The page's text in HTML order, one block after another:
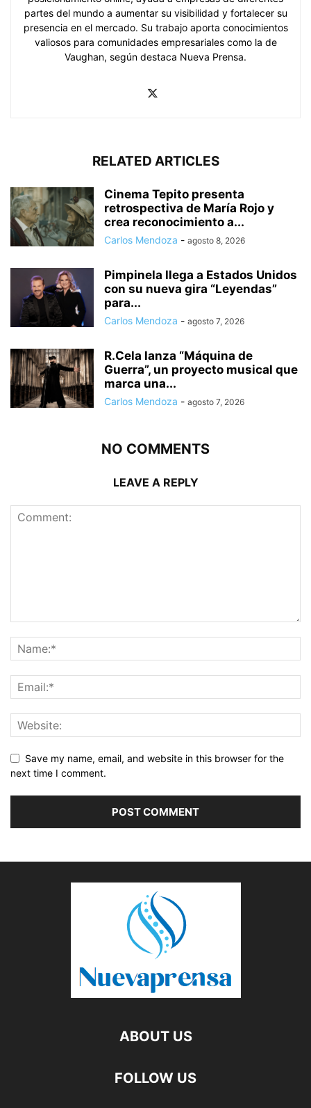
partes del mundo a aumentar su visibilidad y fortalecer su
presencia en el mercado. Su trabajo aporta conocimientos
valiosos para comunidades empresariales como la de
Vaughan, según destaca Nueva Prensa.
RELATED ARTICLES
Cinema Tepito presenta
retrospectiva de María Rojo y
crea reconocimiento a...
Carlos Mendoza - agosto 8, 2026
Pimpinela llega a Estados Unidos
con su nueva gira “Leyendas”
para...
Carlos Mendoza - agosto 7, 2026
R.Cela lanza “Máquina de
Guerra”, un proyecto musical que
marca una...
Carlos Mendoza - agosto 7, 2026
NO COMMENTS
LEAVE A REPLY
Save my name, email, and website in this browser for the
next time I comment.
ABOUT US
FOLLOW US